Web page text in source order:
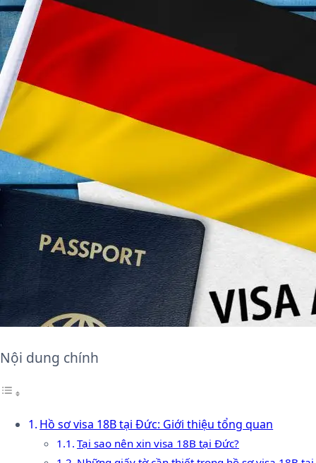
Nội dung chính
Hồ sơ visa 18B tại Đức: Giới thiệu tổng quan
Tại sao nên xin visa 18B tại Đức?